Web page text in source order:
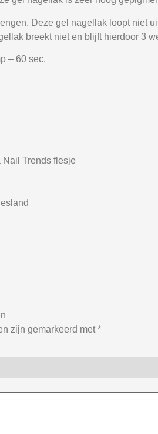
Deze gel nagellak loopt niet
breekt niet en blijft hierdoor 3
– 60 sec.
Trends flesje
zijn gemarkeerd met*